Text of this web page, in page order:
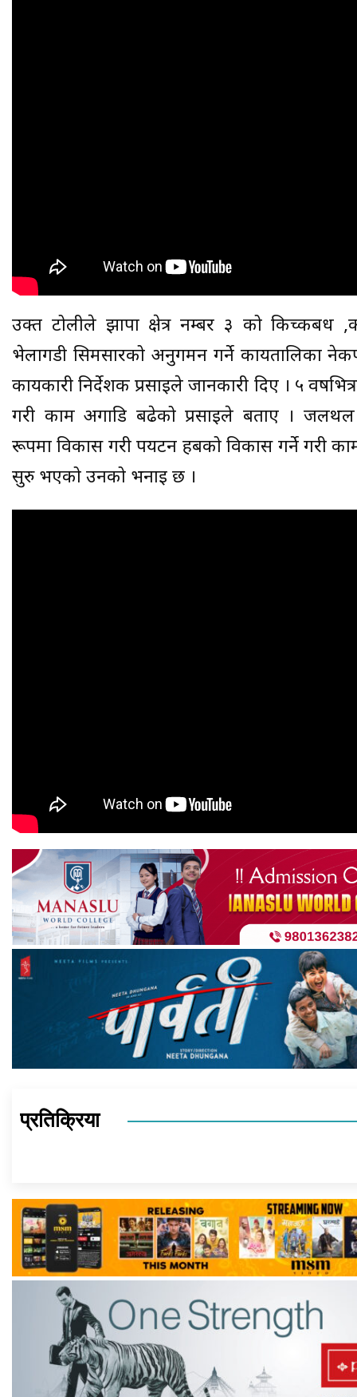
उक्त टोलीले झापा क्षेत्र नम्बर ३ को
भेलागडी सिमसारको अनुगमन गर्ने कार्यतालिका
कार्यकारी निर्देशक प्रसाईले जानकारी दिए । ५
गरी काम अगाडि बढेको प्रसाई‌ले बताए । जलथल
रूपमा विकास गरी पर्यटन हबको विकास गर्ने गरी
सुरु भएको उनको भनाइ छ ।
प्रतिक्रिया